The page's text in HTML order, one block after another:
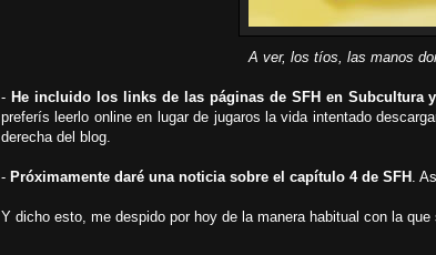
A ver, los tíos, las manos
- He incluido los links de las páginas de SFH en Subcultura
preferís leerlo online en lugar de jugaros la vida intentado
derecha del blog.
- Próximamente daré una noticia sobre el capítulo 4 de SFH .
Y dicho esto, me despido por hoy de la manera habitual con la que